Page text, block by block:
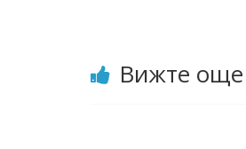
Вижте още